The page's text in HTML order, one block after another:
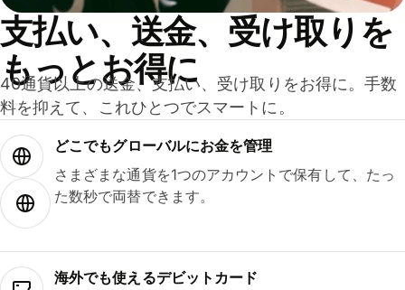
支払い、送金、受け取りを
もっとお得に
40通貨以上の送金、支払い、受け取りをお得に。手数
料を抑えて、これひとつでスマートに。
どこでもグ⁠ロ⁠ー⁠バ⁠ルにお金を管理
さまざまな通貨を1つのアカウントで保有して、たっ
た数秒で両替できます。
海外でも使えるデビットカード